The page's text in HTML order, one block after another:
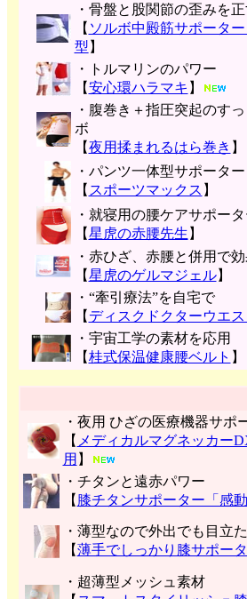
・骨盤と股関節の歪みを
【 ソルボ中殿筋サポータ
型 】
・トルマリンのパワー
【安心環ハラマキ 】
・腹巻き＋指圧突起のす
ボ
【夜用揉まれるはら巻き 】
・パンツ一体型サポーター
【 スポーツマックス 】
・就寝用の腰ケアサポー
【星虎の赤腰先生 】
・赤ひざ、赤腰と併用で
【星虎のゲルマジェル】
・“牽引療法”を自宅で
【 ディスクドクターウエス
・宇宙工学の素材を応用
【桂式保温健康腰ベルト 】
・夜用 ひざの医療機器サポ
【 メディカルマグネッカー
用 】
・チタンと遠赤パワー
【 膝チタンサポーター「感動
・薄型なので外出でも目立
【薄手でしっかり膝サポー
・超薄型メッシュ素材